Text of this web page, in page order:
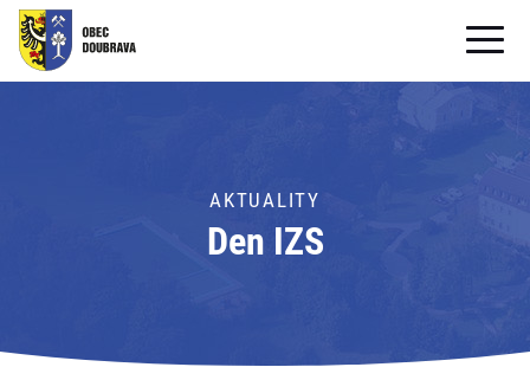
OBECNÍ ÚŘAD
PRO OBČANY
PRO TURISTY
AKTUALITY
Den IZS